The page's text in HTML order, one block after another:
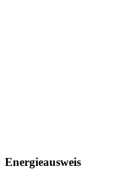
Energieausweis